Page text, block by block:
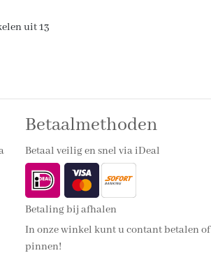
uit 13
Betaalmethoden
Betaal veilig en snel via iDeal
Betaling bij afhalen
In onze winkel kunt u contant betalen of
pinnen!